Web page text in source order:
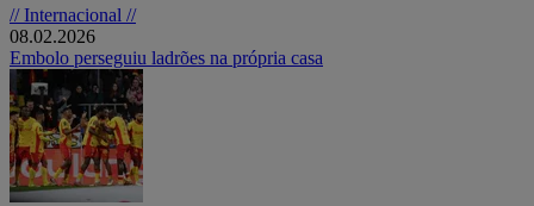
// Internacional //
08.02.2026
Embolo perseguiu ladrões na própria casa